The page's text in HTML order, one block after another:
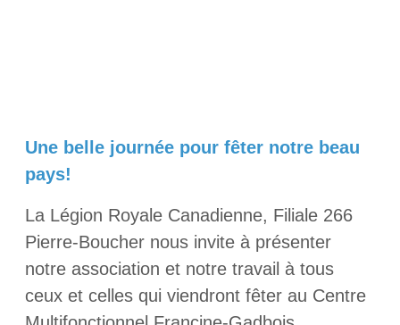
Une belle journée pour fêter notre beau
pays!
La Légion Royale Canadienne, Filiale 266
Pierre-Boucher nous invite à présenter
notre association et notre travail à tous
ceux et celles qui viendront fêter au Centre